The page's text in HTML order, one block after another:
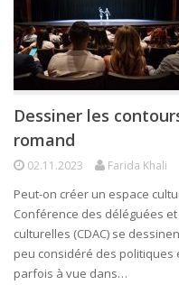
Dessiner les
romand
02.11.2023 Farida Khali
Peut-on créer un espace
Conférence des déléguées
culturelles (CDAC) se
peu considéré des politiques
parfois à vue dans…